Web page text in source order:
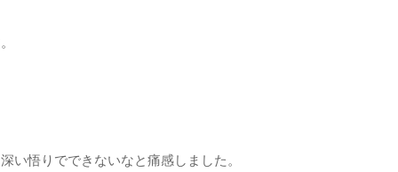
い悟りでできないなと痛感しました。